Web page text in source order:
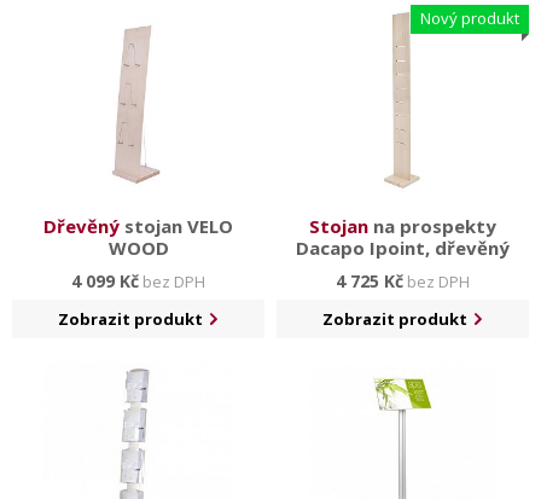
Dřevěný stojan VELO
WOOD
4 099 Kč bez DPH
Zobrazit produkt
Nový produkt
Stojan na prospekty
Dacapo Ipoint, dřevěný
4 725 Kč bez DPH
Zobrazit produkt